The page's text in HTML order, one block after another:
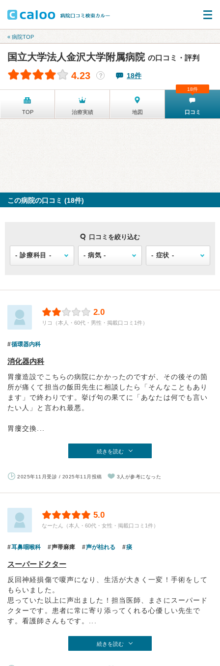
« 病院TOP
国立大学法人金沢大学附属病院 の口コミ・評判
4.23 ？ 18件
TOP 治療実績 地図 口コミ
18件
この病院の口コミ (18件)
口コミを絞り込む
2.0
リコ（本人・60代・男性・掲載口コミ1件）
循環器内科
消化器内科
胃瘻造設でこちらの病院にかかったのですが、その後その箇
所が痛くて担当の飯田先生に相談したら「そんなこともあり
ます」で終わりです。挙げ句の果てに「あなたは何でも言い
たい人」と言われ最悪。
胃瘻交換...
続きを読む
2025年11月受診 / 2025年11月投稿 3人が参考になった
5.0
なーたん（本人・60代・女性・掲載口コミ1件）
耳鼻咽喉科 声帯麻痺 声が枯れる 痰
スーパードクター
反回神経損傷で嗄声になり、生活が大きく一変！手術をして
もらいました。
思っていた以上に声出ました！担当医師、まさにスーパード
クターです。患者に常に寄り添ってくれる心優しい先生で
す。看護師さんもです。...
続きを読む